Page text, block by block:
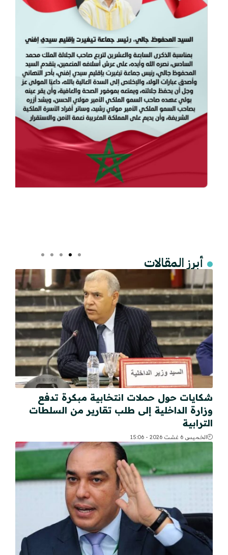
أبرز المقالات
شكايات حول حملات انتخابية مبكرة تدفع
وزارة الداخلية إلى طلب تقارير من السلطات
الترابية
الخميس 6 غشت 2026 - 15:06